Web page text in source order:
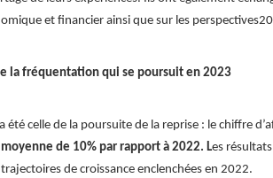
et financier ainsi que sur les
la fréquentation qui se poursuit en 2023
été celle de la poursuite de la reprise : le chiffre
de 10% par rapport à 2022. Les
de croissance enclenchées en 2022.